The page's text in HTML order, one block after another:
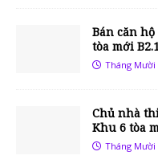
Bán căn
tòa mới
Tháng Mười
Chủ nhà
Khu 6 tòa
Tháng Mười